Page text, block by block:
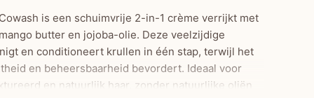
is een schuimvrije 2-in-1 crème verrijkt met
butter en jojoba-olie. Deze veelzijdige
en conditioneert krullen in één stap, terwijl het
en beheersbaarheid bevordert. Ideaal voor
en natuurlijk haar, zonder natuurlijke oliën